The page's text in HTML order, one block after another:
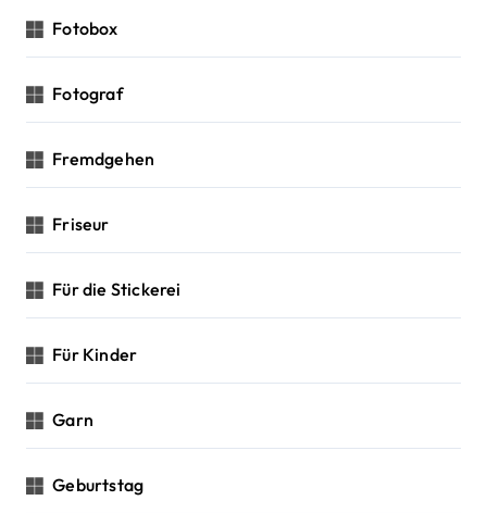
Fotobox
Fotograf
Fremdgehen
Friseur
Für die Stickerei
Für Kinder
Garn
Geburtstag